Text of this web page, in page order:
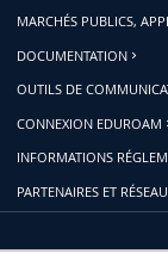
MARCHÉS PUBLICS,
DOCUMENTATION
OUTILS DE
CONNEXION EDUROAM
INFORMATIONS
PARTENAIRES ET